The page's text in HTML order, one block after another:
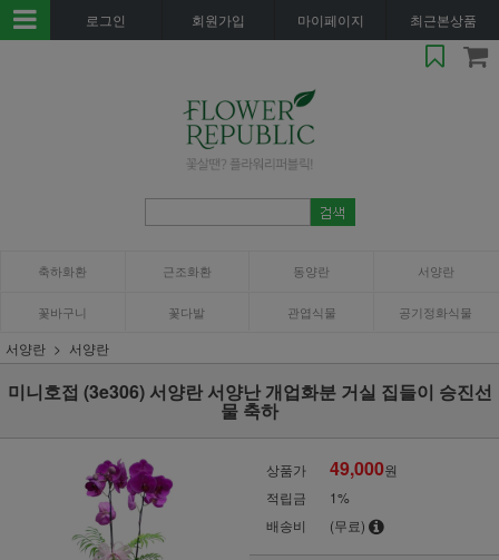
로그인 회원가입 마이페이지 최근본상품
축하화환 근조화환 동양란 서양란
꽃바구니 꽃다발 관엽식물 공기정화식물
서양란 서양란
미니호접 (3e306) 서양란 서양난 개업화분 거실 집들이 승진선
물 축하
상품가 49,000원
적립금
1%
배송비
(무료)